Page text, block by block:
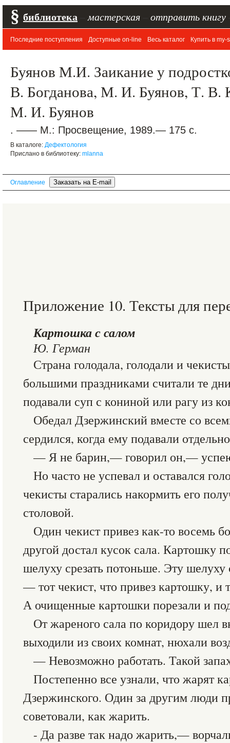
§ библиотека мастерская отправить книгу
Последние поступления Доступные on-line Весь каталог Купить в my-
Буянов М.И. Заикание у
В. Богданова, М. И. Буянов, Т. В.
М. И. Буянов
. —— М.: Просвещение, 1989.— 175 с.
В каталоге: Дефектология
Прислано в библиотеку: mlanna
Оглавление
Приложение 10. Тексты для
Картошка с салом
Ю. Герман
Страна голодала, голодали и
большими праздниками считали те
подавали суп с кониной или рагу из
Обедал Дзержинский вместе со
сердился, когда ему подавали
— Я не барин,— говорил он,— успею
Но часто не успевал и оставался
чекисты старались накормить его
столовой.
Один чекист привез как-то восемь
другой достал кусок сала. Картошку
шелуху срезать потоньше. Эту шелуху
— тот чекист, что привез картошку, и
А очищенные картошки порезали и
От жареного сала по коридору шел
выходили из своих комнат, нюхали
— Невозможно работать. Такой
Постепенно все узнали, что жарят
Дзержинского. Один за другим люди
советовали, как жарить.
- Да разве так надо жарить,—